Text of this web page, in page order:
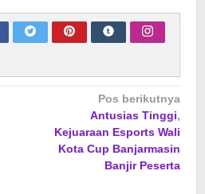
Pos berikutnya
Antusias Tinggi,
Kejuaraan Esports Wali
Kota Cup Banjarmasin
Banjir Peserta